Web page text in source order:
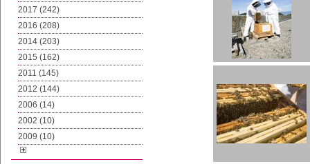
2017 (242)
2016 (208)
2014 (203)
2015 (162)
2011 (145)
2012 (144)
2006 (14)
2002 (10)
2009 (10)